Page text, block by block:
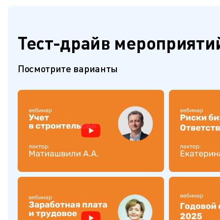
Тест-драйв
Посмотрите варианты